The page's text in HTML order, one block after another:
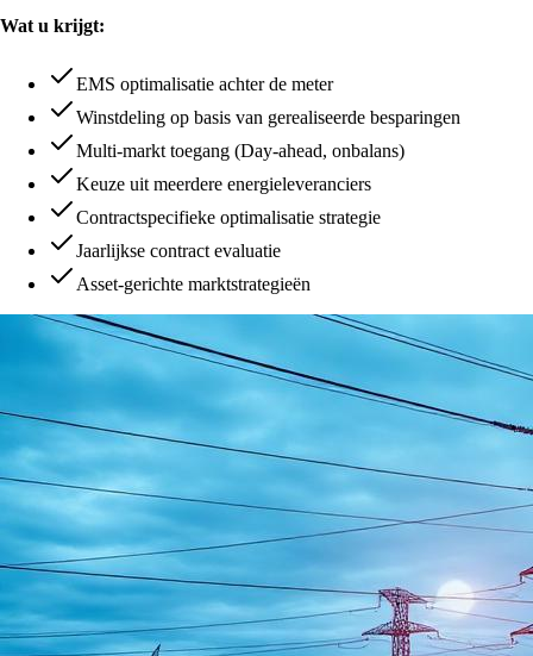
Wat u krijgt:
EMS optimalisatie achter de meter
Winstdeling op basis van gerealiseerde besparingen
Multi-markt toegang (Day-ahead, onbalans)
Keuze uit meerdere energieleveranciers
Contractspecifieke optimalisatie strategie
Jaarlijkse contract evaluatie
Asset-gerichte marktstrategieën